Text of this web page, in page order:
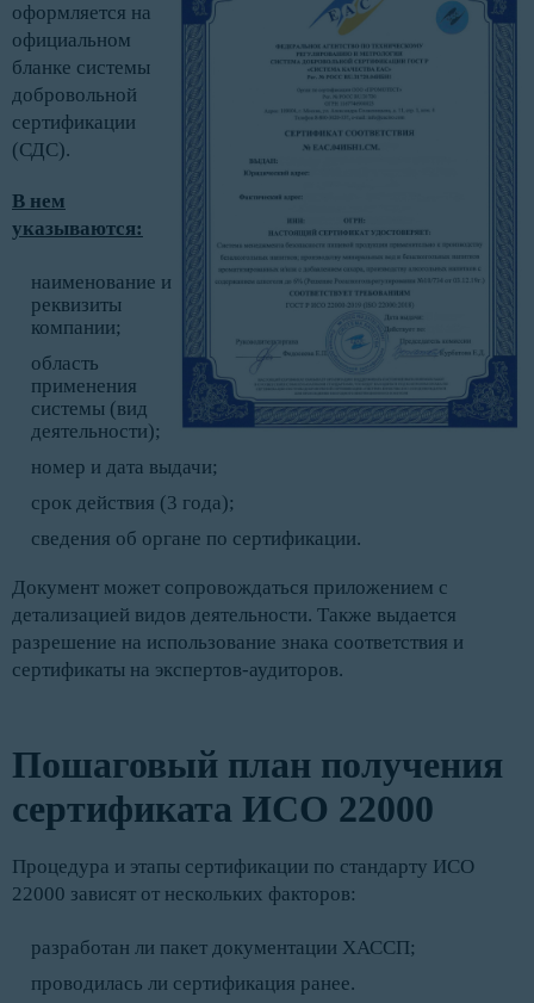
оформляется на
официальном
бланке системы
добровольной
сертификации
(СДС).
В нем
указываются:
наименование и
реквизиты
компании;
область
применения
системы (вид
деятельности);
номер и дата выдачи;
срок действия (3 года);
сведения об органе по сертификации.
Документ может сопровождаться приложением с
детализацией видов деятельности. Также выдается
разрешение на использование знака соответствия и
сертификаты на экспертов-аудиторов.
Пошаговый план получения
сертификата ИСО 22000
Процедура и этапы сертификации по стандарту ИСО
22000 зависят от нескольких факторов:
разработан ли пакет документации ХАССП;
проводилась ли сертификация ранее.